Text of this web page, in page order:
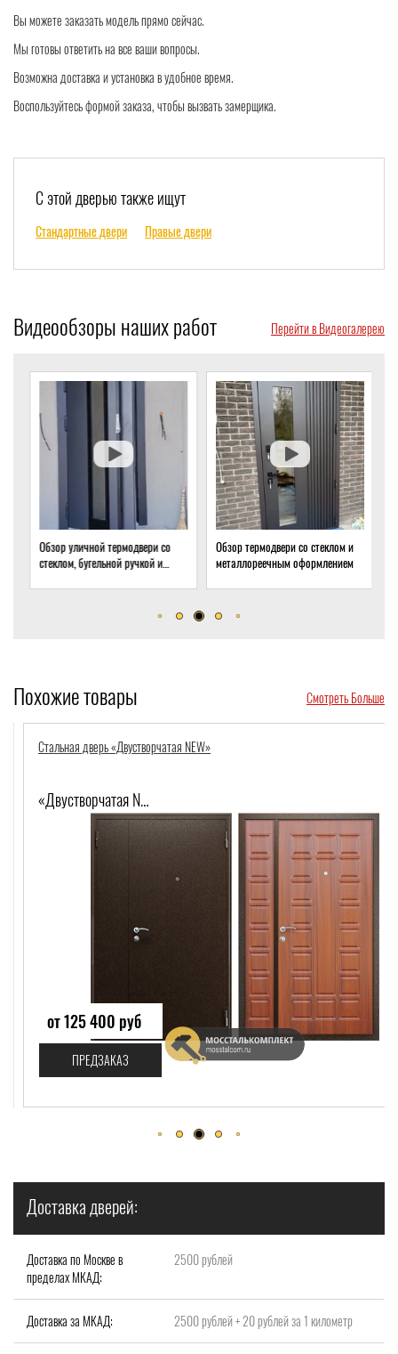
Вы можете заказать модель прямо сейчас.
Мы готовы ответить на все ваши вопросы.
Возможна доставка и установка в удобное время.
Воспользуйтесь формой заказа, чтобы вызвать замерщика.
С этой дверью также ищут
Стандартные двери Правые двери
Видеообзоры наших работ Перейти в Видеогалерею
Обзор уличной термодвери со
стеклом, бугельной ручкой и
Обзор термодвери со стеклом и
металлореечным оформлением
Похожие товары Смотреть Больше
Стальная дверь «Двустворчатая NEW»
«Двустворчатая NEW»-559
от 125 400 руб
ПРЕДЗАКАЗ
Доставка дверей:
Доставка по Москве в
пределах МКАД:
2500 рублей
Доставка за МКАД: 2500 рублей + 20 рублей за 1 километр